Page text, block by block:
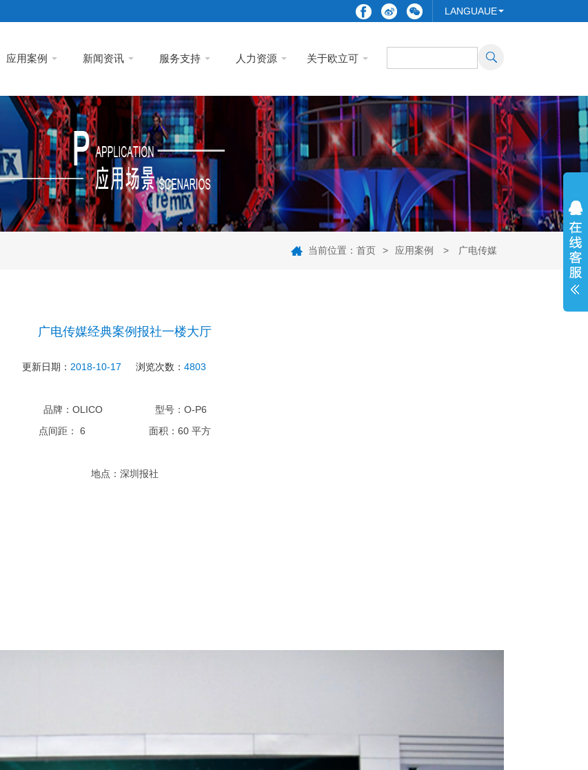
LANGUAUE
应用案例 新闻资讯 服务支持 人力资源 关于欧立可
当前位置： 首页 > 应用案例 > 广电传媒
广电传媒经典案例报社一楼大厅
更新日期： 2018-10-17 浏览次数： 4803
品牌： OLICO 型号： O-P6
点间距： 6 面积： 60 平方
地点：深圳报社